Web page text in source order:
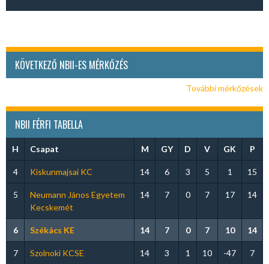
KÖVETKEZŐ NBII-ES MÉRKŐZÉS
További mérkőzések
NBII FÉRFI TABELLA
H Csapat M GY D V GK P
4 Kiskunmajsai KC 14 6 3 5 1 15
5
Neumann János Egyetem
Kecskemét
14 7 0 7 17 14
6 Székács KE 14 7 0 7 10 14
7 Szolnoki KCSE 14 3 1 10 -47 7